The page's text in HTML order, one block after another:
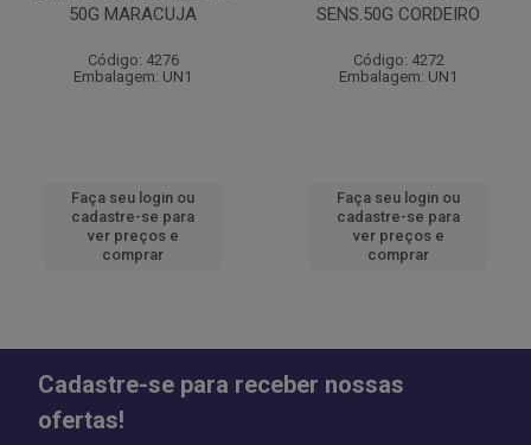
50G MARACUJA
Código: 4276
Embalagem: UN1
Faça seu login ou
cadastre-se para
ver preços e
comprar
SENS.50G CORDEIRO
Código: 4272
Embalagem: UN1
Faça seu login ou
cadastre-se para
ver preços e
comprar
Cadastre-se para receber nossas
ofertas!